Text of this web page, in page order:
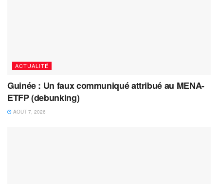
ACTUALITÉ
Guinée : Un faux communiqué attribué au MENA-
ETFP (debunking)
AOÛT 7, 2026